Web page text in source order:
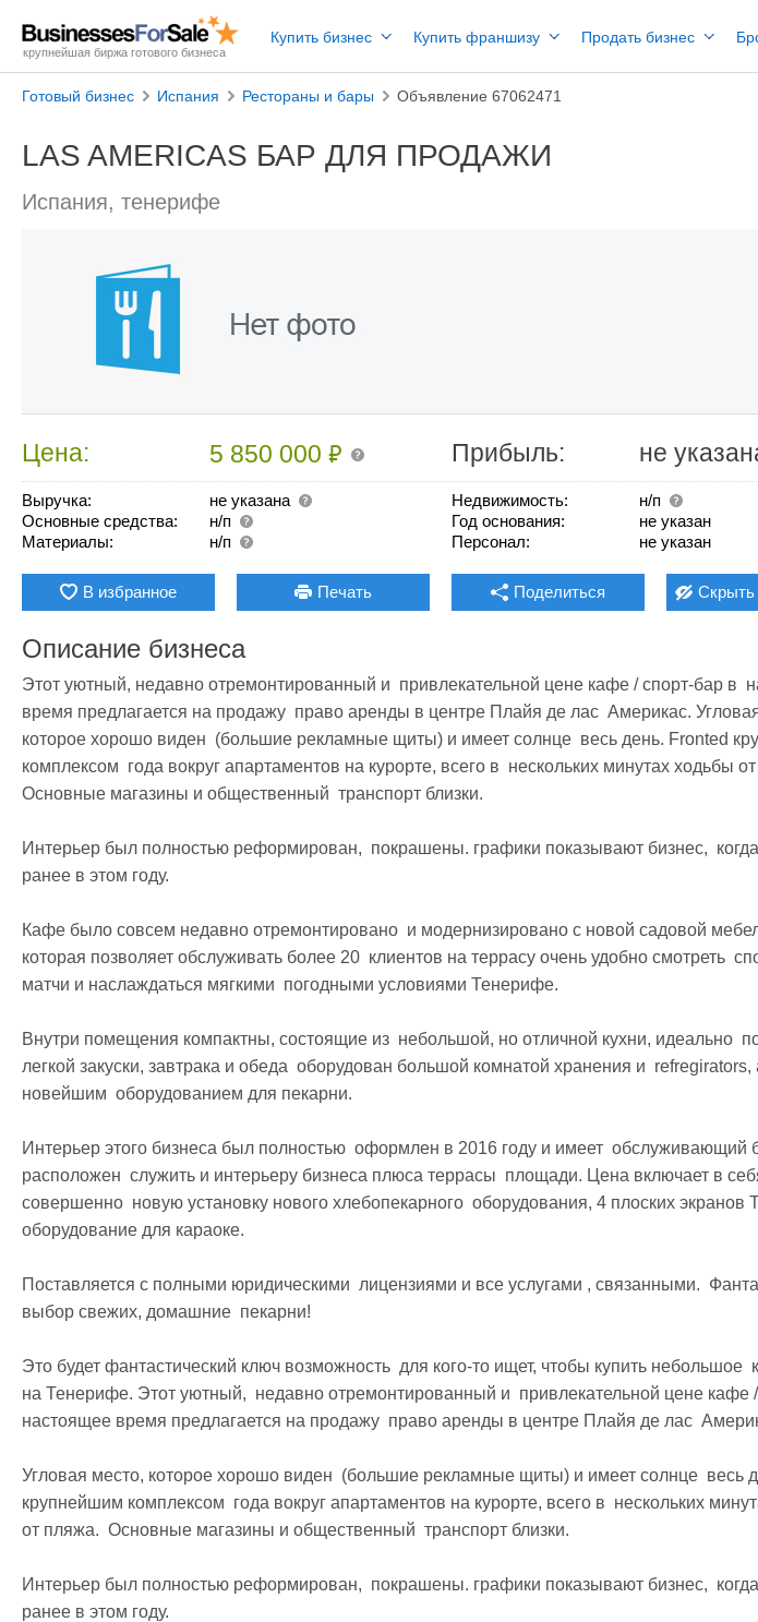
крупнейшая биржа готового бизнеса
Купить бизнес Купить франшизу Продать бизнес
Готовый бизнес Испания Рестораны и бары Объявление 67062471
LAS AMERICAS БАР ДЛЯ ПРОДАЖИ
Испания, тенерифе
Цена: 5 850 000₽ Прибыль: не
Выручка:
не указана
Основные средства:
н/п
Материалы:
н/п
Недвижимость:
н/п
Год основания:
не указан
Персонал:
не указан
В избранное Печать Поделиться Скрыть
Описание бизнеса
Этот уютный, недавно отремонтированный и  привлекательной цене кафе / спорт-бар в
время предлагается на продажу  право аренды в центре Плайя де лас  Америкас.
которое хорошо виден  (большие рекламные щиты) и имеет солнце  весь день. Fronted
комплексом  года вокруг апартаментов на курорте, всего в  нескольких минутах ходьбы
Основные магазины и общественный  транспорт близки.
Интерьер был полностью реформирован,  покрашены. графики показывают бизнес,
ранее в этом году.
Кафе было совсем недавно отремонтировано  и модернизировано с новой садовой
которая позволяет обслуживать более 20  клиентов на террасу очень удобно смотреть
матчи и наслаждаться мягкими  погодными условиями Тенерифе.
Внутри помещения компактны, состоящие из  небольшой, но отличной кухни, идеально
легкой закуски, завтрака и обеда  оборудован большой комнатой хранения и  refregirators,
новейшим  оборудованием для пекарни.
Интерьер этого бизнеса был полностью  оформлен в 2016 году и имеет  обслуживающий
расположен  служить и интерьеру бизнеса плюса террасы  площади. Цена включает в
совершенно  новую установку нового хлебопекарного  оборудования, 4 плоских экранов
оборудование для караоке.
Поставляется с полными юридическими  лицензиями и все услугами , связанными.
выбор свежих, домашние  пекарни!
Это будет фантастический ключ возможность  для кого-то ищет, чтобы купить небольшое
на Тенерифе. Этот уютный,  недавно отремонтированный и  привлекательной цене кафе
настоящее время предлагается на продажу  право аренды в центре Плайя де лас
Угловая место, которое хорошо виден  (большие рекламные щиты) и имеет солнце  весь
крупнейшим комплексом  года вокруг апартаментов на курорте, всего в  нескольких
от пляжа.  Основные магазины и общественный  транспорт близки.
Интерьер был полностью реформирован,  покрашены. графики показывают бизнес,
ранее в этом году.